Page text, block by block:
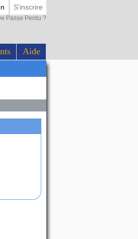
Aide
S'inscrire
Passe Perdu ?